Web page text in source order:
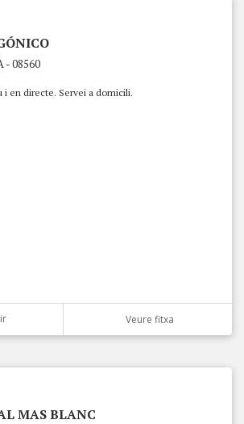
- 08560
i en directe. Servei a domicili.
Veure fitxa
MAS BLANC